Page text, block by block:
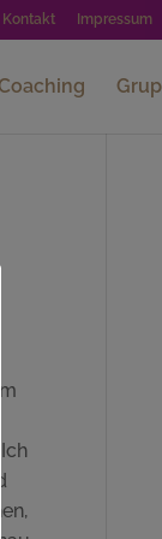
Kontakt Impressum
. Ich